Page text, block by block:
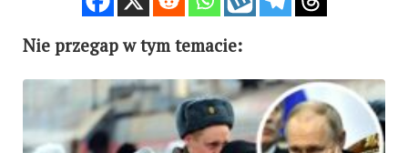
Nie przegap w tym temacie: